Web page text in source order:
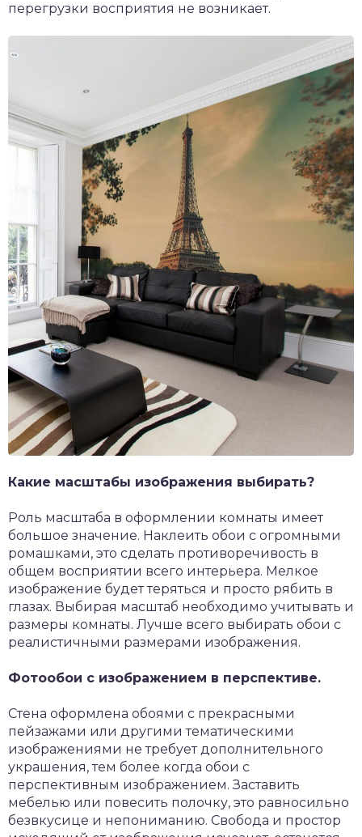
перегрузки восприятия не возникает.
Какие масштабы изображения выбирать?
Роль масштаба в оформлении комнаты имеет
большое значение. Наклеить обои с огромными
ромашками, это сделать противоречивость в
общем восприятии всего интерьера. Мелкое
изображение будет теряться и просто рябить в
глазах. Выбирая масштаб необходимо учитывать и
размеры комнаты. Лучше всего выбирать обои с
реалистичными размерами изображения.
Фотообои с изображением в перспективе.
Стена оформлена обоями с прекрасными
пейзажами или другими тематическими
изображениями не требует дополнительного
украшения, тем более когда обои с
перспективным изображением. Заставить
мебелью или повесить полочку, это равносильно
безвкусице и непониманию. Свобода и простор